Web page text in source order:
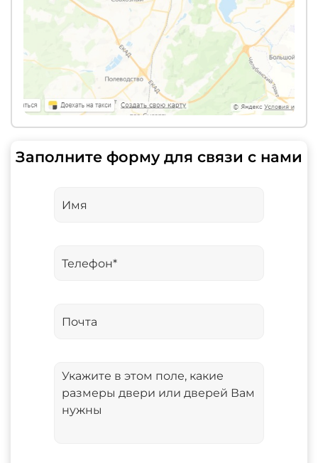
Заполните форму для связи с нами